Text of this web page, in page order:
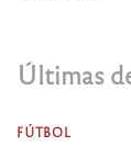
Últimas
FÚTBOL